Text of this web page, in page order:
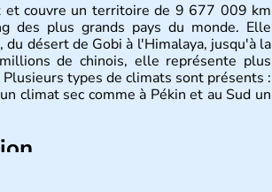
et couvre un territoire de 9 677 009 km
des plus grands pays du monde. Elle
désert de Gobi à l'Himalaya, jusqu'à la
de chinois, elle représente plus
types de climats sont présents :
climat sec comme à Pékin et au Sud un